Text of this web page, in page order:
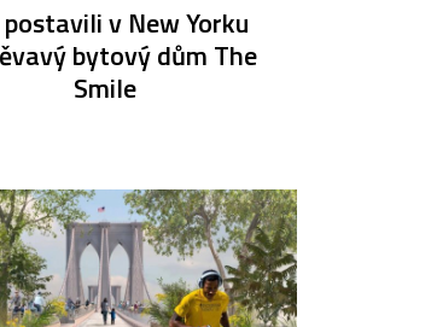
postavili v New Yorku
bytový dům The
Smile